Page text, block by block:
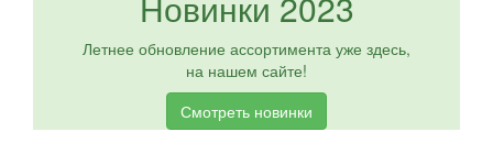
Летнее обновление ассортимента уже здесь,
на нашем сайте!
Смотреть новинки